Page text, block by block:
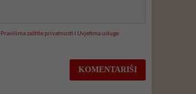
Pravilima zaštite privatnostii Uvjetima usluge